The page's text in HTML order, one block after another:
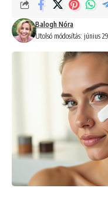
Utolsó módosítás: június
Balogh Nóra